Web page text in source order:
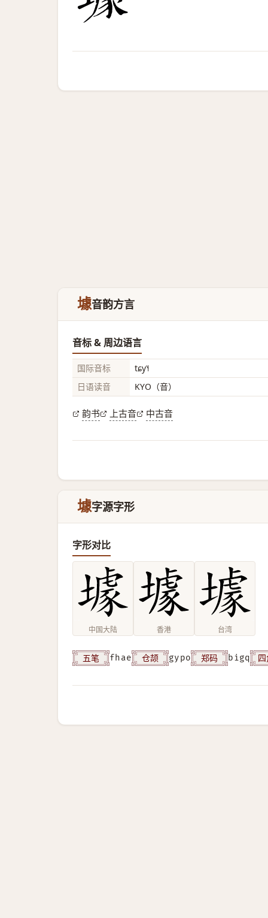
壉音韵方言
音标 & 周边语言
国际音标
tɕy˥˧
日语读音
KYO（音）
韵书 上古音 中古音
壉字源字形
字形对比
中国大陆 香港 台湾
五笔 fhae 仓颉 gypo 郑码 bigq